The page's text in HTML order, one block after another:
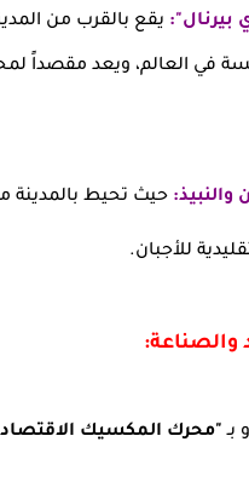
بيرنال": يقع بالقرب من
في العالم، ويعد مقصداً
والنبيذ: حيث تحيط بالمدينة
للأجبان.
بـ "محرك المكسيك